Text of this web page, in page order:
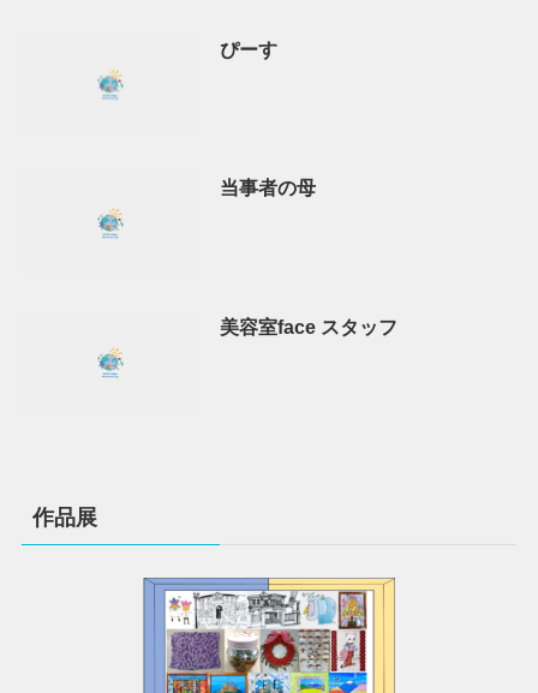
ぴーす
当事者の母
美容室face スタッフ
作品展